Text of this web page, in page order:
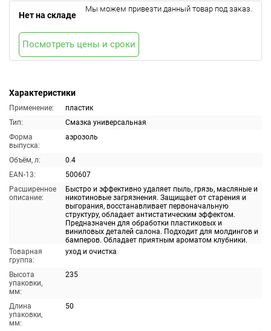
Характеристики
Применение:
пластик
Тип:
Смазка универсальная
Форма
выпуска:
аэрозоль
Объём, л:
0.4
EAN-13:
500607
Расширенное
описание:
Быстро и эффективно удаляет пыль, грязь, масляные и
никотиновые загрязнения. Защищает от старения и
выгорания, восстанавливает первоначальную
структуру, обладает антистатическим эффектом.
Предназначен для обработки пластиковых и
виниловых деталей салона. Подходит для молдингов и
бамперов. Обладает приятным ароматом клубники.
Товарная
группа:
уход и очистка
Высота
упаковки,
мм:
235
Длина
упаковки,
мм:
50
Нет на складе
Мы можем привезти данный товар под заказ.
Посмотреть цены и сроки